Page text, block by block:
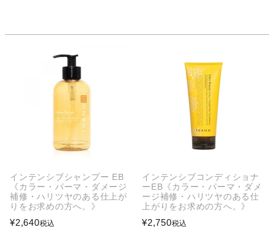
インテンシブシャンプー EB
《カラー・パーマ・ダメージ
補修・ハリツヤのある仕上が
りをお求めの方へ。》
¥2,640税込
インテンシブコンディショナ
ーEB《カラー・パーマ・ダメ
ージ補修・ハリツヤのある仕
上がりをお求めの方へ。》
¥2,750税込